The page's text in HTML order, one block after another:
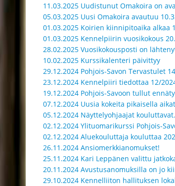
11.03.2025 Uudistunut Omakoira on
05.03.2025 Uusi Omakoira avautuu
01.03.2025 Koirien kiinnipitoaika alkaa
01.03.2025 Kennelpiirin vuosikokous
28.02.2025 Vuosikokousposti on
10.02.2025 Kurssikalenteri päivittyy
29.12.2024 Pohjois-Savon Tervastulet
23.12.2024 Kennelpiiri tiedottaa 12/
19.12.2024 Pohjois-Savoon tullut
07.12.2024 Uusia kokeita pikaisella
05.12.2024 Näyttelyohjaajat
02.12.2024 Ylituomarikurssi Pohjois-
02.12.2024 Aluekouluttaja kouluttaa
26.11.2024 Ansiomerkkianomukset!
25.11.2024 Kari Leppänen valittu
20.11.2024 Avustusanomuksilla on jo
29.10.2024 Kennelliiton hallituksen